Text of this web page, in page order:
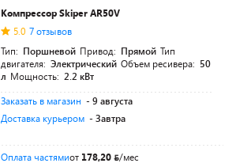
Компрессор Skiper AR50V
5.0 7 отзывов
Тип: Поршневой Привод: Прямой Тип
двигателя: Электрический Объем ресивера: 50
л Мощность: 2.2 кВт
Заказать в магазин - 9 августа
Доставка курьером - Завтра
Оплата частямиот 178,20
/мес